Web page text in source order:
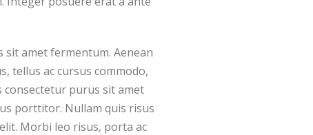
sit amet fermentum. Aenean
tellus ac cursus commodo,
purus sit amet
porttitor. Nullam quis risus
Morbi leo risus, porta ac